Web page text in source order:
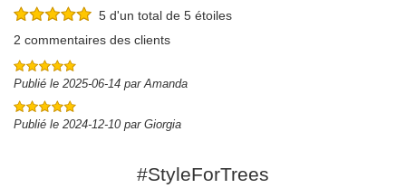
5 d'un total de 5 étoiles
2 commentaires des clients
Publié le 2025-06-14 par Amanda
Publié le 2024-12-10 par Giorgia
#StyleForTrees